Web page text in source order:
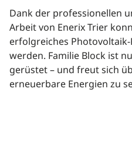
Dank der professionellen
Arbeit von Enerix Trier
erfolgreiches
werden. Familie Block ist
gerüstet – und freut sich
erneuerbare Energien zu